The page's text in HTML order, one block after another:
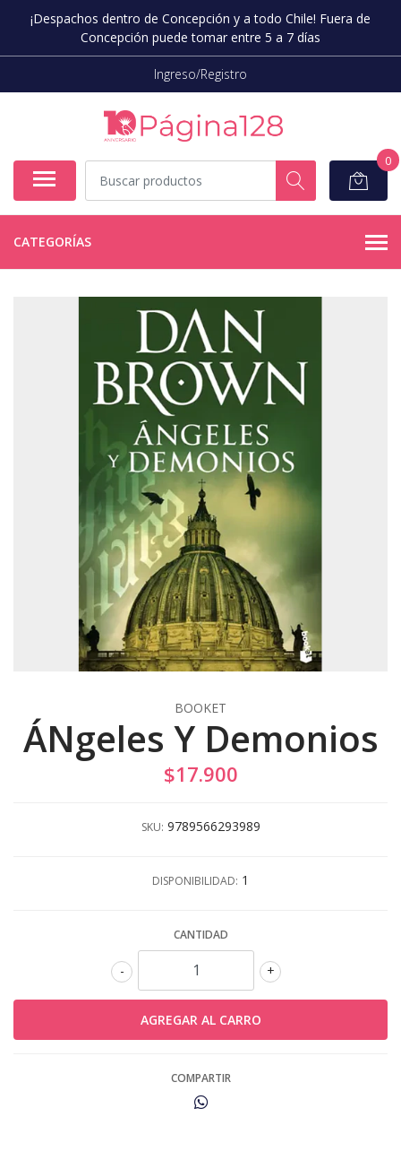
¡Despachos dentro de Concepción y a todo Chile! Fuera de
Concepción puede tomar entre 5 a 7 días
Ingreso/Registro
0
CATEGORÍAS
BOOKET
ÁNgeles Y Demonios
$17.900
SKU: 9789566293989
DISPONIBILIDAD: 1
CANTIDAD
+
-
COMPARTIR